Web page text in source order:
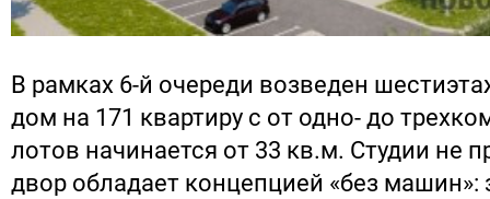
В рамках 6-й очереди возведен
дом на 171 квартиру с от одно- до
лотов начинается от 33 кв.м. Студии не
двор обладает концепцией «без машин»: